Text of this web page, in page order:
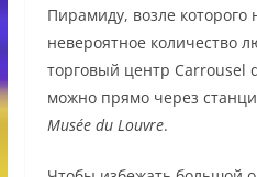
Пирамиду, возле которого
невероятное количество
торговый центр Carrousel
можно прямо через
Musée du Louvre.